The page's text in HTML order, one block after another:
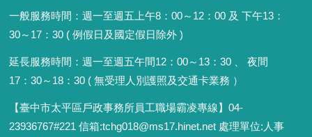
一般服務時間： 週一至週五上午8：00～12：00 及 下午13：
30～17：30 ( 例假日及國定假日除外 )
延長服務時間：週一至週五午間12：00～ 13：30 、 夜間
17：30～ 18：30 ( 無受理人別護照及交通卡業務 ）
【臺中市太平區戶政事務所員工職場霸凌專線】04-
23936767#221 信箱:tchg018@ms17.hinet.net 處理單位:人事